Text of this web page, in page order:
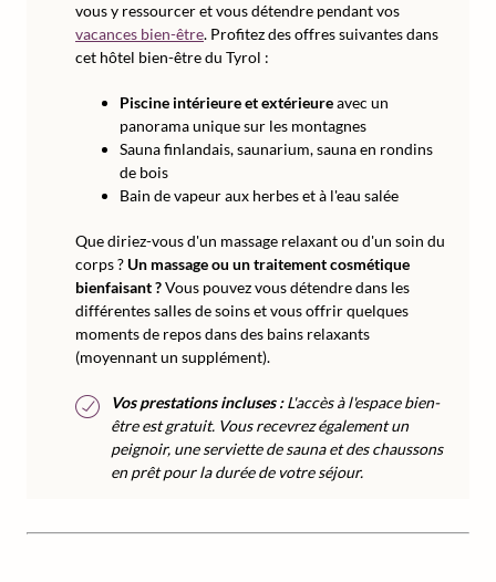
vous y ressourcer et vous détendre pendant vos
vacances bien-être. Profitez des offres suivantes dans
cet hôtel bien-être du Tyrol :
Piscine intérieure et extérieureavec un
panorama unique sur les montagnes
Sauna finlandais, saunarium, sauna en rondins
de bois
Bain de vapeur aux herbes et à l'eau salée
Que diriez-vous d'un massage relaxant ou d'un soin du
corps ?Un massage ou un traitement cosmétique
bienfaisant ?Vous pouvez vous détendre dans les
différentes salles de soins et vous offrir quelques
moments de repos dans des bains relaxants
(moyennant un supplément).
Vos prestations incluses :L'accès à l'espace bien-
être est gratuit. Vous recevrez également un
peignoir, une serviette de sauna et des chaussons
en prêt pour la durée de votre séjour.